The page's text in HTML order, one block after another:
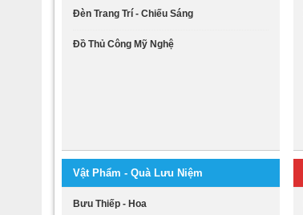
Đèn Trang Trí - Chiếu Sáng
Đồ Thủ Công Mỹ Nghệ
Vật Phẩm - Quà Lưu Niệm
Bưu Thiếp - Hoa